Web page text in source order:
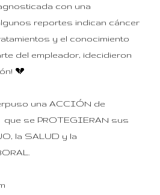
con una
reportes indican cáncer
y el conocimiento
del empleador, ¡decidieron
💔
una ACCIÓN de
se PROTEGIERAN sus
la SALUD y la